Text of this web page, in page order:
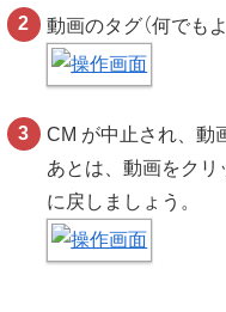
動画のタグ（何でも
CM が中止され、動
あとは、動画をク
に戻しましょう。